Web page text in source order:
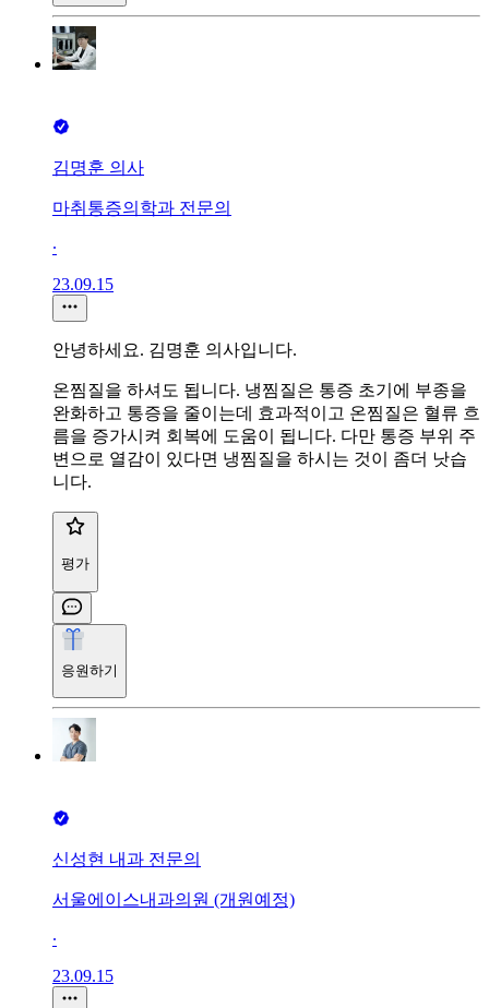
김명훈 의사
마취통증의학과 전문의
∙
23.09.15
안녕하세요. 김명훈 의사입니다.
온찜질을 하셔도 됩니다. 냉찜질은 통증 초기에 부종을
완화하고 통증을 줄이는데 효과적이고 온찜질은 혈류 흐
름을 증가시켜 회복에 도움이 됩니다. 다만 통증 부위 주
변으로 열감이 있다면 냉찜질을 하시는 것이 좀더 낫습
니다.
평가
응원하기
신성현 내과 전문의
서울에이스내과의원 (개원예정)
∙
23.09.15